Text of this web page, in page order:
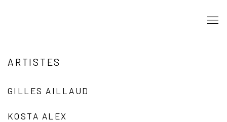
ARTISTES
GILLES AILLAUD
KOSTA ALEX